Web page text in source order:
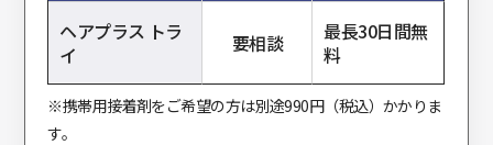
ヘアプラス トラ
イ
要相談
最長30日間無
料
※携帯用接着剤をご希望の方は別途990円（税込）かかりま
す。